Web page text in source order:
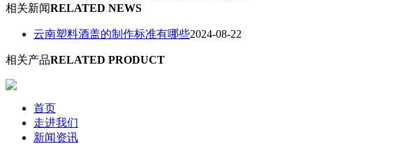
相关新闻RELATED NEWS
云南塑料酒盖的制作标准有哪些2024-08-22
相关产品RELATED PRODUCT
首页
走进我们
新闻资讯